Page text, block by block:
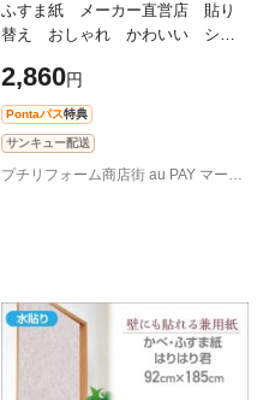
ふすま紙 メーカー直営店 貼り
替え おしゃれ かわいい シー
ル シールタイプのふすま紙
92cm×2m（
2,860円
Pontaパス特典
サンキュー配送
プチリフォーム商店街 au PAY マーケット店